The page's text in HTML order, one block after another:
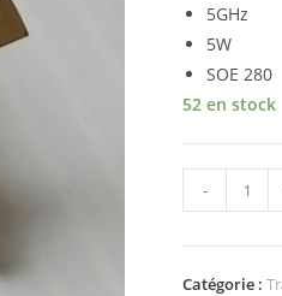
5GHz
5W
SOE 280
52 en stock
quantité
de
TP3401
-
Catégorie :